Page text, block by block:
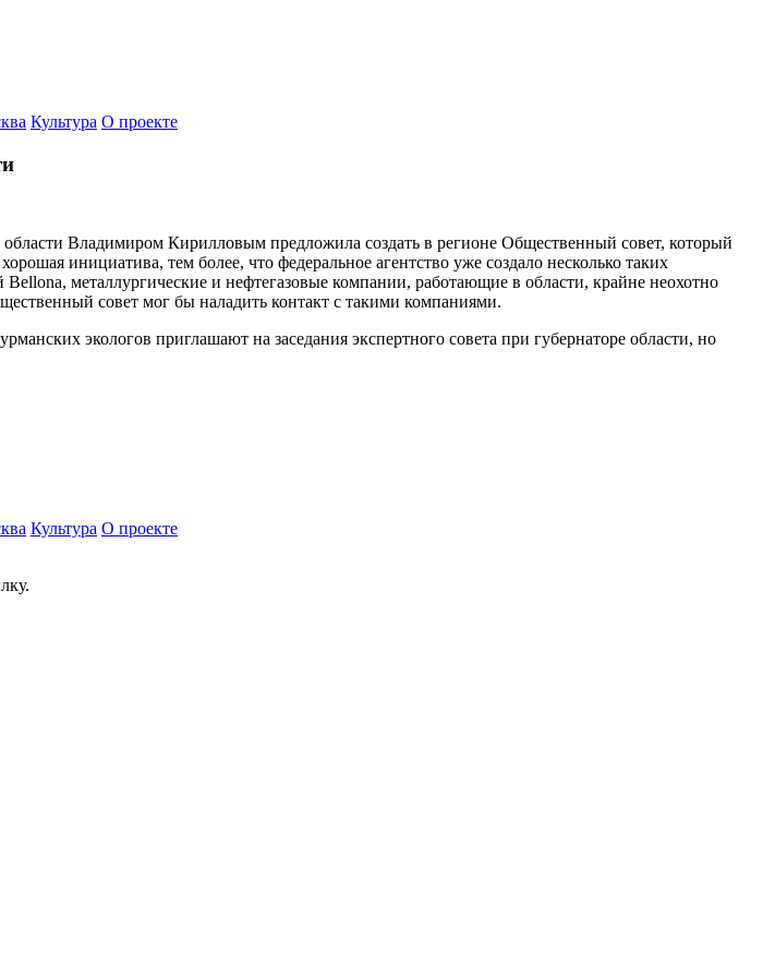
Культура О проекте
Владимиром Кирилловым предложила создать в регионе Общественный совет, который
инициатива, тем более, что федеральное агентство уже создало несколько таких
металлургические и нефтегазовые компании, работающие в области, крайне неохотно
совет мог бы наладить контакт с такими компаниями.
экологов приглашают на заседания экспертного совета при губернаторе области, но
Культура О проекте